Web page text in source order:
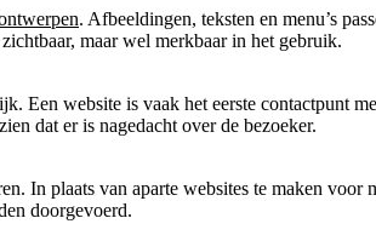
. Afbeeldingen, teksten en menu’s
maar wel merkbaar in het gebruik.
Een website is vaak het eerste contactpunt
dat er is nagedacht over de bezoeker.
In plaats van aparte websites te maken
doorgevoerd.